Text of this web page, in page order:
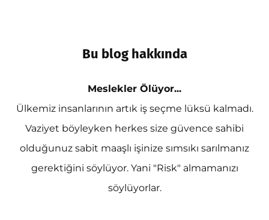
Bu blog hakkında
Meslekler Ölüyor...
Ülkemiz insanlarının artık iş seçme lüksü kalmadı.
Vaziyet böyleyken herkes size güvence sahibi
olduğunuz sabit maaşlı işinize sımsıkı sarılmanız
gerektiğini söylüyor. Yani "Risk" almamanızı
söylüyorlar.